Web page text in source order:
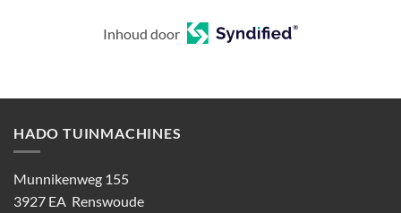
Inhoud door
HADO TUINMACHINES
Munnikenweg 155
3927 EA Renswoude